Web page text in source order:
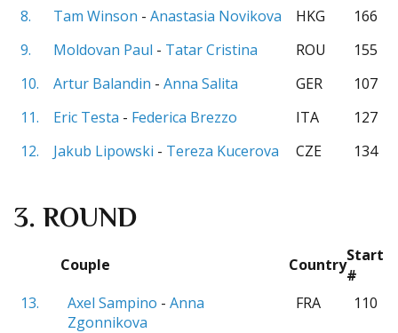
8. Tam Winson - Anastasia Novikova HKG
166
9.
Moldovan Paul - Tatar Cristina ROU
155
10.
Artur Balandin - Anna Salita GER
107
11.
Eric Testa - Federica Brezzo ITA
127
12.
Jakub Lipowski - Tereza Kucerova CZE 134
3. ROUND
Couple CountryStart
#
13.
Axel Sampino - Anna
Zgonnikova
FRA 110